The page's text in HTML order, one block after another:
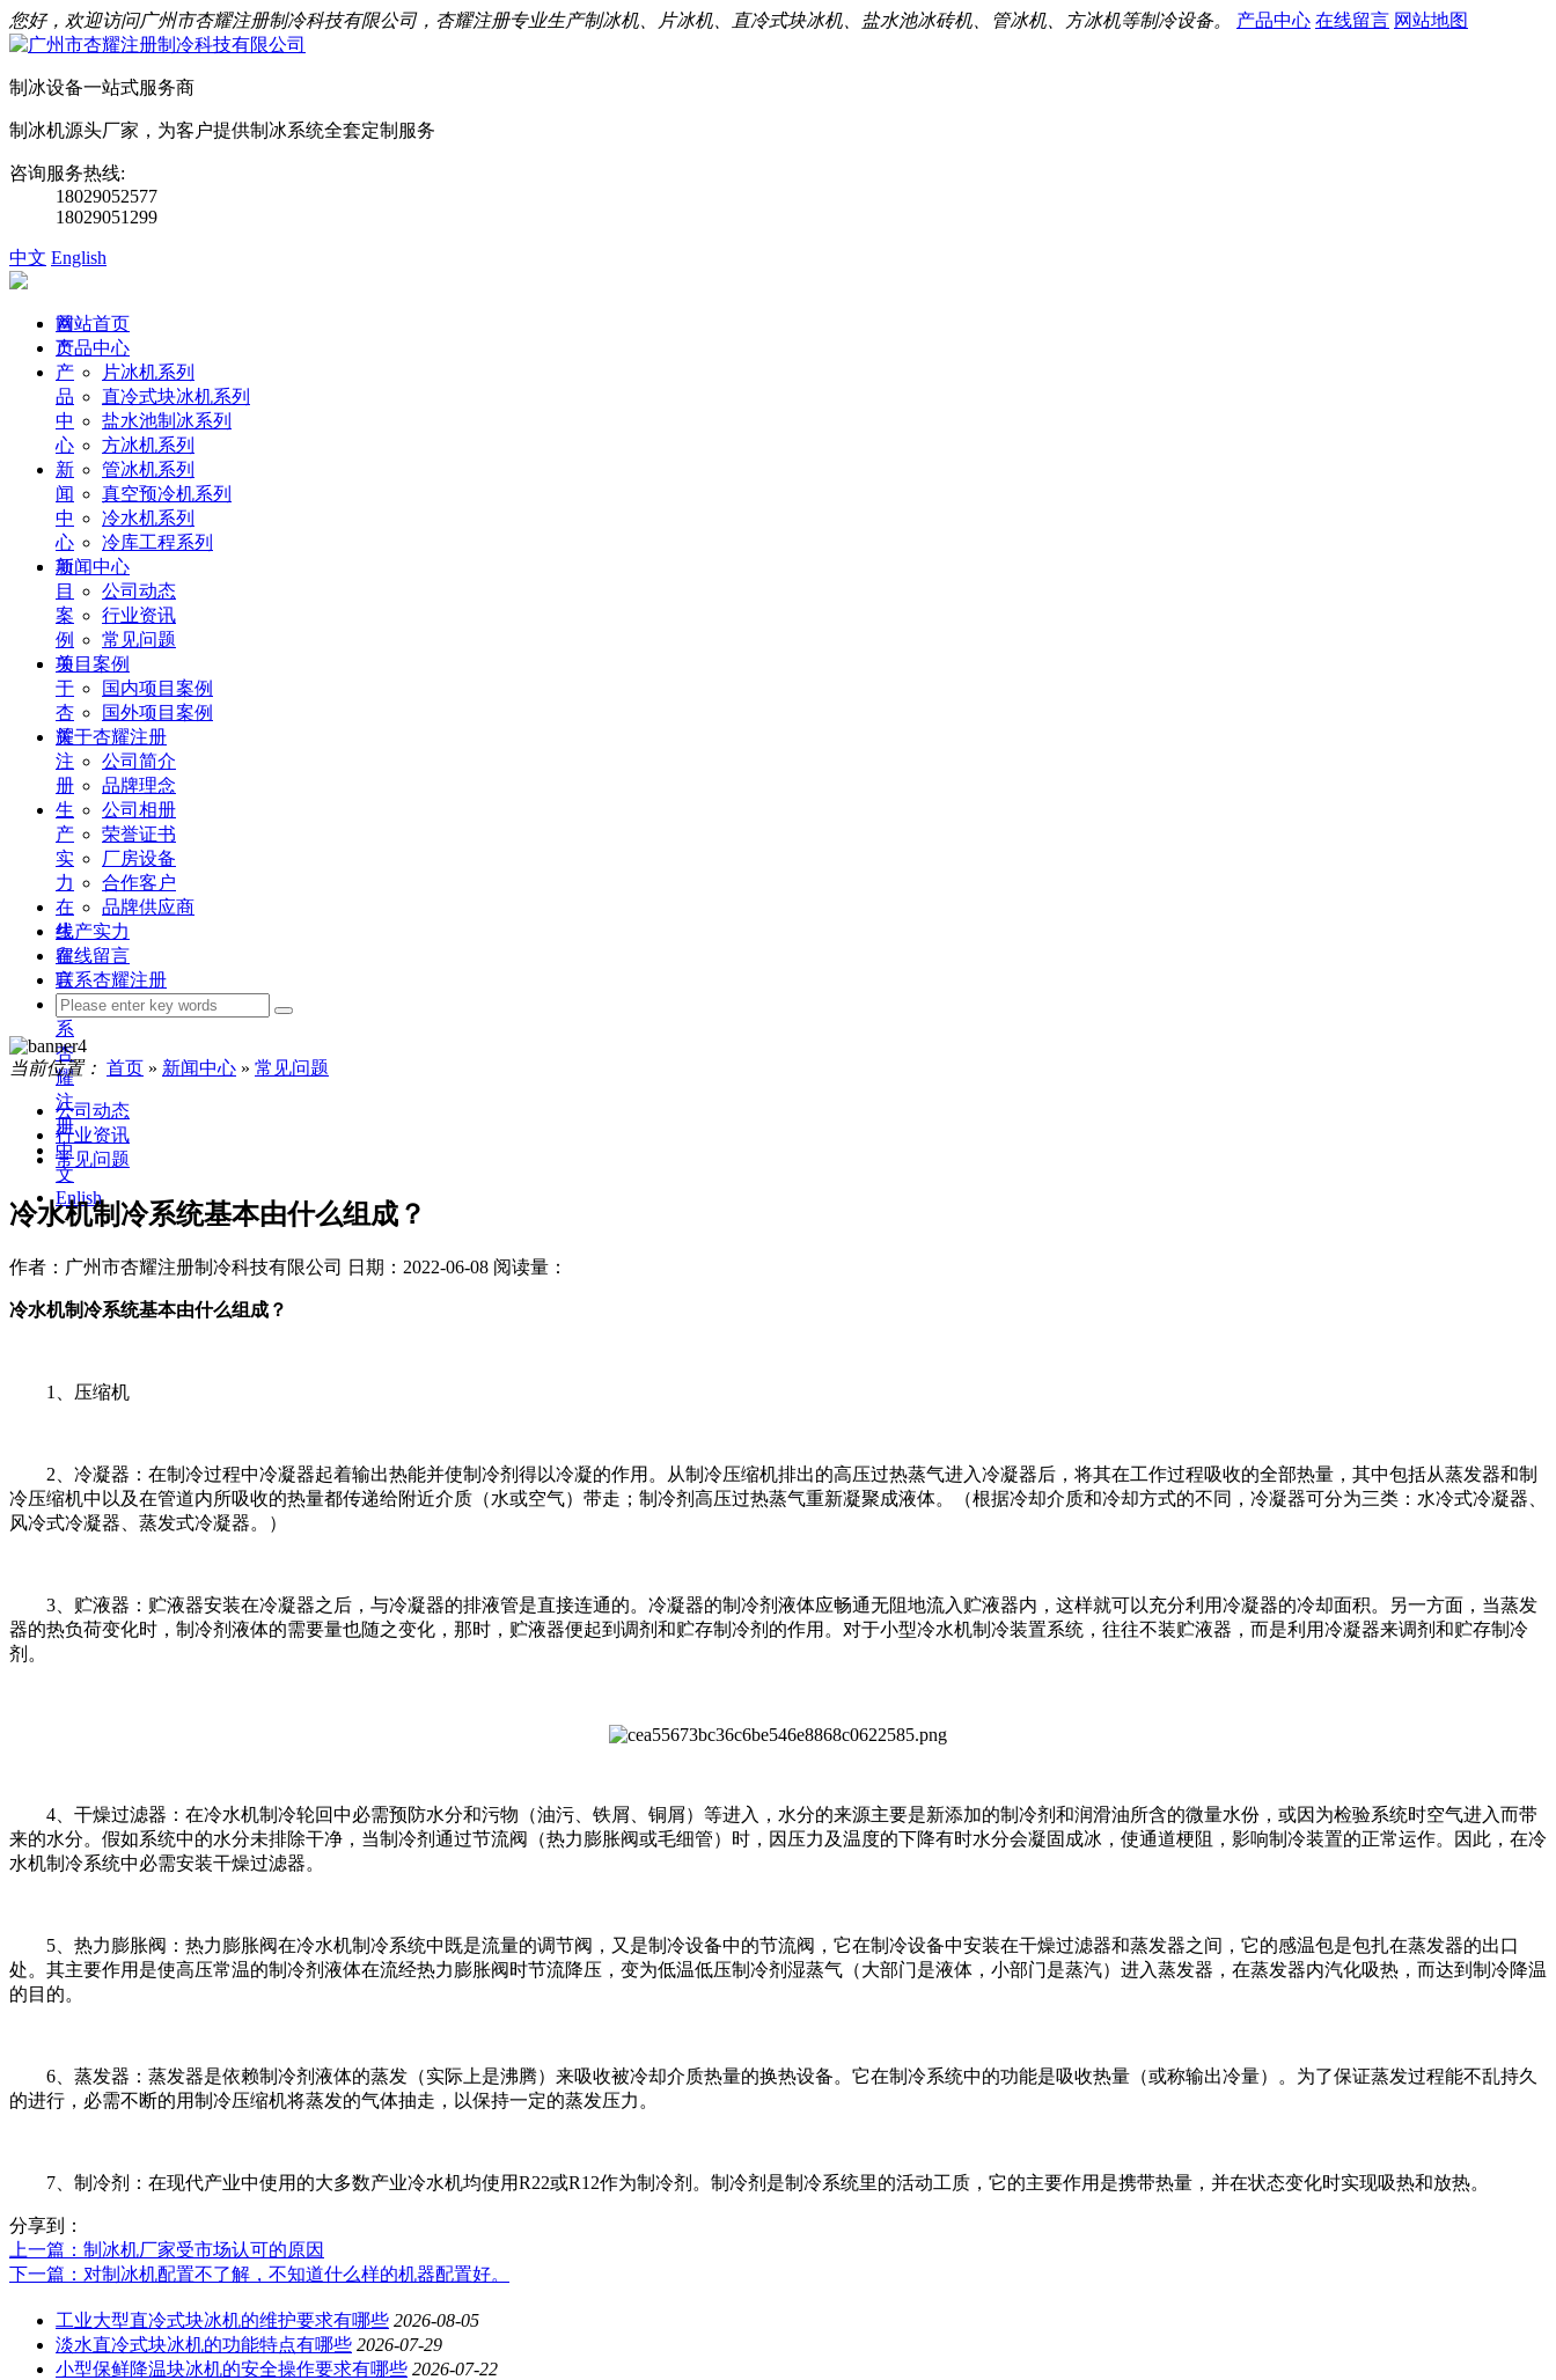
您好，欢迎访问广州市杏耀注册制冷科技有限公司，杏耀注册专业生产制冰机、片冰机、直冷式块冰机、盐水池冰砖机、管冰机、方冰机等制冷设备。 产品中心 在线留言 网站地图
制冰设备一站式服务商
制冰机源头厂家，为客户提供制冰系统全套定制服务
咨询服务热线:
18029052577
18029051299
中文 English
首
页
产
品
中
心
新
闻
中
心
项
目
案
例
关
于
杏
耀
注
册
生
产
实
力
在
线
留
言
联
系
杏
耀
注
册
中
文
Enlish
网站首页
产品中心
片冰机系列
直冷式块冰机系列
盐水池制冰系列
方冰机系列
管冰机系列
真空预冷机系列
冷水机系列
冷库工程系列
新闻中心
公司动态
行业资讯
常见问题
项目案例
国内项目案例
国外项目案例
关于杏耀注册
公司简介
品牌理念
公司相册
荣誉证书
厂房设备
合作客户
品牌供应商
生产实力
在线留言
联系杏耀注册
当前位置： 首页 » 新闻中心 » 常见问题
公司动态
行业资讯
常见问题
冷水机制冷系统基本由什么组成？
作者：广州市杏耀注册制冷科技有限公司 日期：2022-06-08 阅读量：
冷水机制冷系统基本由什么组成？
1、压缩机
2、冷凝器：在制冷过程中冷凝器起着输出热能并使制冷剂得以冷凝的作用。从制冷压缩机排出的高压过热蒸气进入冷凝器后，将其在工作过程吸收的全部热量，其中包括从蒸发器和制
冷压缩机中以及在管道内所吸收的热量都传递给附近介质（水或空气）带走；制冷剂高压过热蒸气重新凝聚成液体。（根据冷却介质和冷却方式的不同，冷凝器可分为三类：水冷式冷凝器、
风冷式冷凝器、蒸发式冷凝器。）
3、贮液器：贮液器安装在冷凝器之后，与冷凝器的排液管是直接连通的。冷凝器的制冷剂液体应畅通无阻地流入贮液器内，这样就可以充分利用冷凝器的冷却面积。另一方面，当蒸发
器的热负荷变化时，制冷剂液体的需要量也随之变化，那时，贮液器便起到调剂和贮存制冷剂的作用。对于小型冷水机制冷装置系统，往往不装贮液器，而是利用冷凝器来调剂和贮存制冷
剂。
4、干燥过滤器：在冷水机制冷轮回中必需预防水分和污物（油污、铁屑、铜屑）等进入，水分的来源主要是新添加的制冷剂和润滑油所含的微量水份，或因为检验系统时空气进入而带
来的水分。假如系统中的水分未排除干净，当制冷剂通过节流阀（热力膨胀阀或毛细管）时，因压力及温度的下降有时水分会凝固成冰，使通道梗阻，影响制冷装置的正常运作。因此，在冷
水机制冷系统中必需安装干燥过滤器。
5、热力膨胀阀：热力膨胀阀在冷水机制冷系统中既是流量的调节阀，又是制冷设备中的节流阀，它在制冷设备中安装在干燥过滤器和蒸发器之间，它的感温包是包扎在蒸发器的出口
处。其主要作用是使高压常温的制冷剂液体在流经热力膨胀阀时节流降压，变为低温低压制冷剂湿蒸气（大部门是液体，小部门是蒸汽）进入蒸发器，在蒸发器内汽化吸热，而达到制冷降温
的目的。
6、蒸发器：蒸发器是依赖制冷剂液体的蒸发（实际上是沸腾）来吸收被冷却介质热量的换热设备。它在制冷系统中的功能是吸收热量（或称输出冷量）。为了保证蒸发过程能不乱持久
的进行，必需不断的用制冷压缩机将蒸发的气体抽走，以保持一定的蒸发压力。
7、制冷剂：在现代产业中使用的大多数产业冷水机均使用R22或R12作为制冷剂。制冷剂是制冷系统里的活动工质，它的主要作用是携带热量，并在状态变化时实现吸热和放热。
分享到：
上一篇 ：制冰机厂家受市场认可的原因
下一篇 ：对制冰机配置不了解，不知道什么样的机器配置好。
工业大型直冷式块冰机的维护要求有哪些 2026-08-05
淡水直冷式块冰机的功能特点有哪些 2026-07-29
小型保鲜降温块冰机的安全操作要求有哪些 2026-07-22